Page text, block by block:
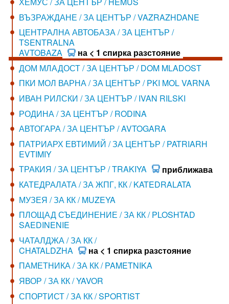
ВЪЗРАЖДАНЕ / ЗА ЦЕНТЪР / VAZRAZHDANE
ЦЕНТРАЛНА АВТОБАЗА / ЗА ЦЕНТЪР /
TSENTRALNA
AVTOBAZA
на < 1 спирка разстояние
ДОМ МЛАДОСТ / ЗА ЦЕНТЪР / DOM MLADOST
ПКИ МОЛ ВАРНА / ЗА ЦЕНТЪР / PKI MOL VARNA
ИВАН РИЛСКИ / ЗА ЦЕНТЪР / IVAN RILSKI
РОДИНА / ЗА ЦЕНТЪР / RODINA
АВТОГАРА / ЗА ЦЕНТЪР / AVTOGARA
ПАТРИАРХ ЕВТИМИЙ / ЗА ЦЕНТЪР / PATRIARH
EVTIMIY
ТРАКИЯ / ЗА ЦЕНТЪР / TRAKIYA
приближава
КАТЕДРАЛАТА / ЗА ЖПГ, КК / KATEDRALATA
МУЗЕЯ / ЗА КК / MUZEYA
ПЛОЩАД СЪЕДИНЕНИЕ / ЗА КК / PLOSHTAD
SAEDINENIE
ЧАТАЛДЖА / ЗА КК /
CHATALDZHA
на < 1 спирка разстояние
ПАМЕТНИКА / ЗА КК / PAMETNIKA
ЯВОР / ЗА КК / YAVOR
СПОРТИСТ / ЗА КК / SPORTIST